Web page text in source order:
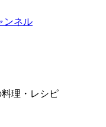
ンネル
理・レシピ